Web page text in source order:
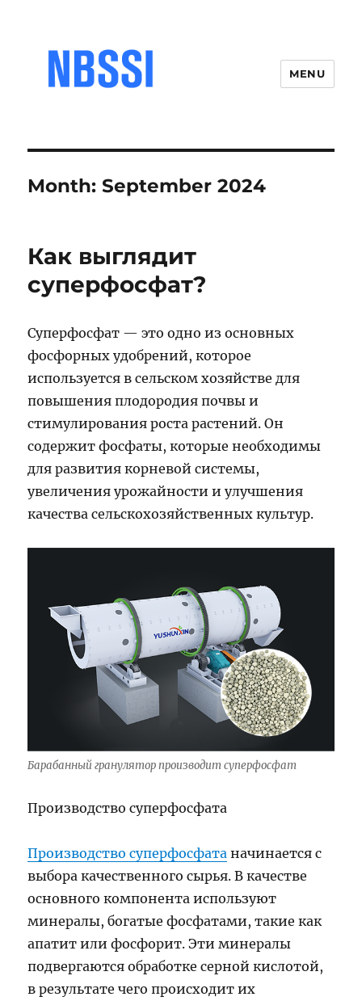
MENU
Month:September 2024
Как выглядит
суперфосфат?
Суперфосфат — это одно из основных
фосфорных удобрений, которое
используется в сельском хозяйстве для
повышения плодородия почвы и
стимулирования роста растений. Он
содержит фосфаты, которые необходимы
для развития корневой системы,
увеличения урожайности и улучшения
качества сельскохозяйственных культур.
Барабанный гранулятор производит суперфосфат
Производство суперфосфата
Производство суперфосфата начинается с
выбора качественного сырья. В качестве
основного компонента используют
минералы, богатые фосфатами, такие как
апатит или фосфорит. Эти минералы
подвергаются обработке серной кислотой,
в результате чего происходит их